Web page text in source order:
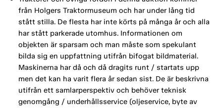
från Holgers Traktormuseum och har under lång tid
stått stilla. De flesta har inte körts på många år och alla
har stått parkerade utomhus. Informationen om
objekten är sparsam och man måste som spekulant
bilda sig en uppfattning utifrån bifogat bildmaterial.
Maskinerna har då och då dragits runt / startats upp
men det kan ha varit flera år sedan sist. De är beskrivna
utifrån ett samlarperspektiv och behöver teknisk
genomgång / underhållsservice (oljeservice, byte av